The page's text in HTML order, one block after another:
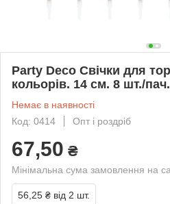
Party Deco Свічки для
кольорів. 14 см. 8 шт./пач.
Немає в наявності
Код: 0414
Опт і роздріб
67,50 ₴
Мінімальна сума замовлення на
56,25 ₴ від 2 шт.